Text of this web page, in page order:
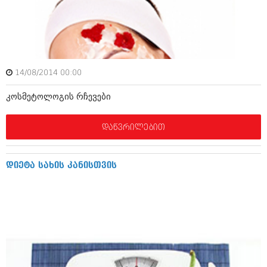
მარტი 2014 (413)
იანვარი 2014 (297)
დეკემბერი 2013 (365)
ნოემბერი 2013 (279)
სექტემბერი 2013 (368)
აგვისტო 2013 (89)
ივლისი 2013 (182)
მაისი 2013 (259)
მარტი 2013 (352)
იანვარი 2013 (334)
ივლისი 2012 (322)
ივნისი 2012 (282)
მაისი 2012 (240)
14/08/2014 00:00
კოსმეტოლოგის რჩევები
დაწვრილებით
დიეტა სახის კანისთვის